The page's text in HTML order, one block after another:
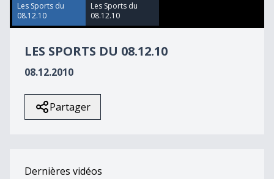
37
seconds
Les Sports du
08.12.10
Les Sports du
08.12.10
LES SPORTS DU 08.12.10
08.12.2010
Partager
Dernières vidéos